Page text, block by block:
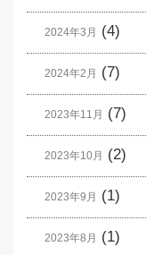
2024年3月 (4)
2024年2月 (7)
2023年11月 (7)
2023年10月 (2)
2023年9月 (1)
2023年8月 (1)